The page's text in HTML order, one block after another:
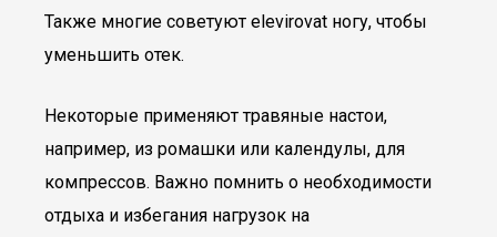
Также многие советуют elevirovat ногу, чтобы
уменьшить отек.
Некоторые применяют травяные настои,
например, из ромашки или календулы, для
компрессов. Важно помнить о необходимости
отдыха и избегания нагрузок на